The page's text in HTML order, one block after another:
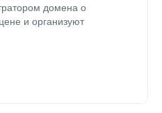
домена о
и организуют